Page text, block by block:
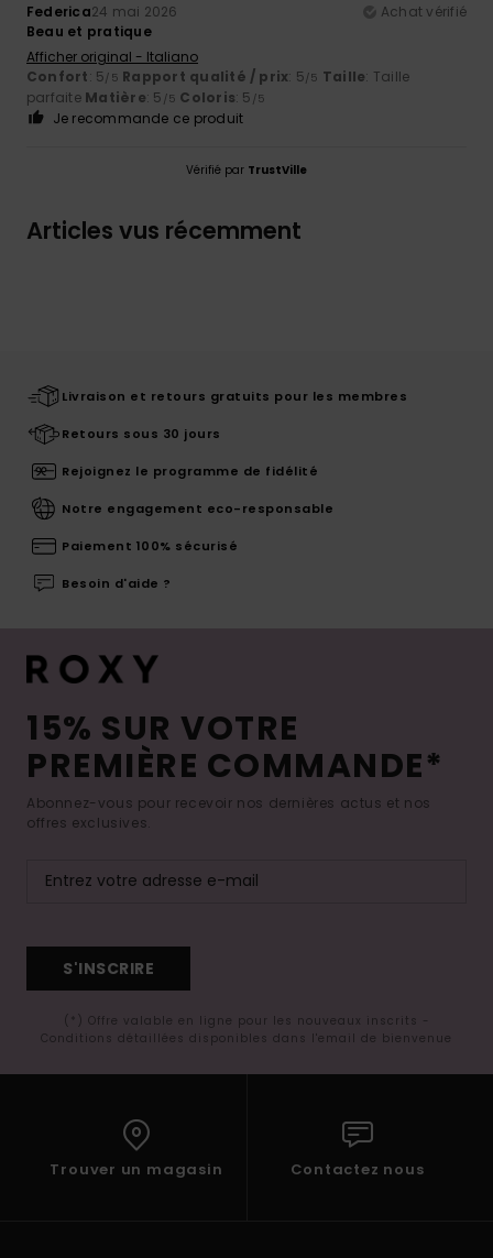
Federica24 mai 2026
Achat vérifié
Beau et pratique
Afficher original - Italiano
Confort: 5/5 Rapport qualité / prix: 5/5 Taille: Taille
parfaite Matière: 5 /5 Coloris: 5 /5
Je recommande ce produit
Vérifié par TrustVille
Articles vus récemment
Livraison et retours gratuits pour les membres
Retours sous 30 jours
Rejoignez le programme de fidélité
Notre engagement eco-responsable
Paiement 100% sécurisé
Besoin d'aide ?
15% SUR VOTRE
PREMIÈRE COMMANDE*
Abonnez-vous pour recevoir nos dernières actus et nos
offres exclusives.
S'INSCRIRE
(*) Offre valable en ligne pour les nouveaux inscrits -
Conditions détaillées disponibles dans l'email de bienvenue
Trouver un magasin Contactez nous